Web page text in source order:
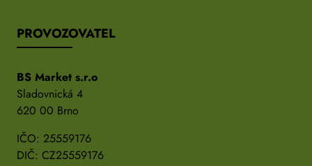
PROVOZOVATEL
BS Market s.r.o
Sladovnická 4
620 00 Brno
IČO: 25559176
DIČ: CZ25559176